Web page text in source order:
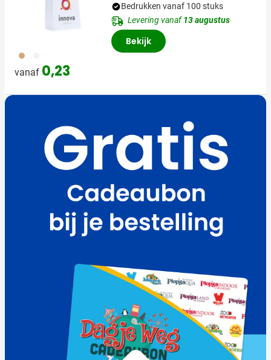
011
vanaf 0,23
Bedrukken vanaf 100 stuks
Levering vanaf13 augustus
Bekijk